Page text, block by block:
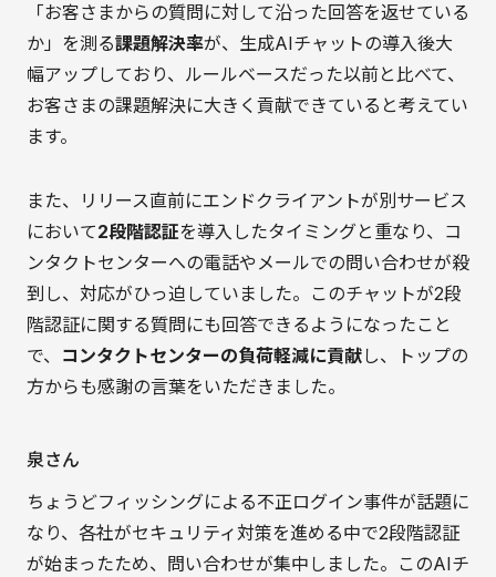
「お客さまからの質問に対して沿った回答を返せている
か」を測る課題解決率が、生成AIチャットの導入後大
幅アップしており、ルールベースだった以前と比べて、
お客さまの課題解決に大きく貢献できていると考えてい
ます。
また、リリース直前にエンドクライアントが別サービス
において2段階認証を導入したタイミングと重なり、コ
ンタクトセンターへの電話やメールでの問い合わせが殺
到し、対応がひっ迫していました。このチャットが2段
階認証に関する質問にも回答できるようになったこと
で、 コンタクトセンターの負荷軽減に貢献し、トップの
方からも感謝の言葉をいただきました。
泉さん
ちょうどフィッシングによる不正ログイン事件が話題に
なり、各社がセキュリティ対策を進める中で2段階認証
が始まったため、問い合わせが集中しました。このAIチ